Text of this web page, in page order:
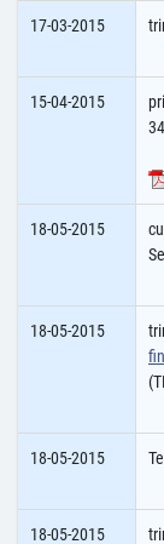
17-03-2015
15-04-2015
18-05-2015
18-05-2015
18-05-2015
18-05-2015